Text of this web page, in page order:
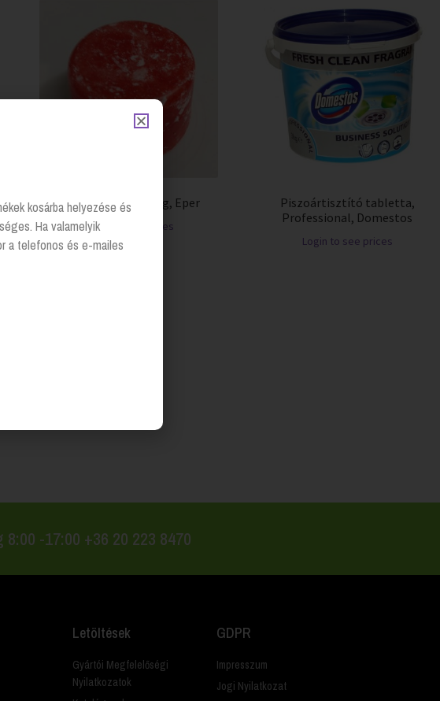
Piszoár tabletta 1kg, Eper
Login to see prices
Piszoártisztító tabletta,
Professional, Domestos
Login to see prices
-17:00 +36 20 223 8470
Letöltések
Gyártói Megfelelőségi
Nyilatkozatok
GDPR
Impresszum
Jogi Nyilatkozat
kosárba helyezése és
Ha valamelyik
a telefonos és e-mailes